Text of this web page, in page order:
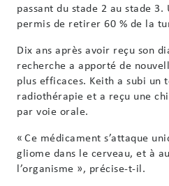
passant du stade 2 au stade
permis de retirer 60 % de la
Dix ans après avoir reçu son
recherche a apporté de
plus efficaces. Keith a subi un
radiothérapie et a reçu une
par voie orale.
« Ce médicament s’attaque
gliome dans le cerveau, et à
l’organisme », précise-t-il.